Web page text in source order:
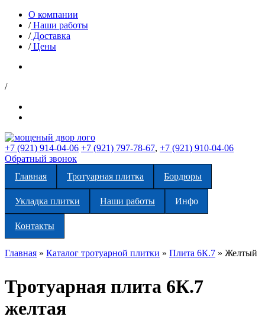
О компании
/Наши работы
/Доставка
/Цены
/
+7 (921) 914-04-06 +7 (921) 797-78-67, +7 (921) 910-04-06
Обратный звонок
Главная
Тротуарная плитка Бордюры
Укладка плитки Наши работы Инфо
Контакты
Главная » Каталог тротуарной плитки » Плита 6К.7 » Желтый
Тротуарная плита 6К.7
желтая